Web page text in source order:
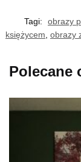
Tagi:
obrazy
księżycem obrazy
Polecane